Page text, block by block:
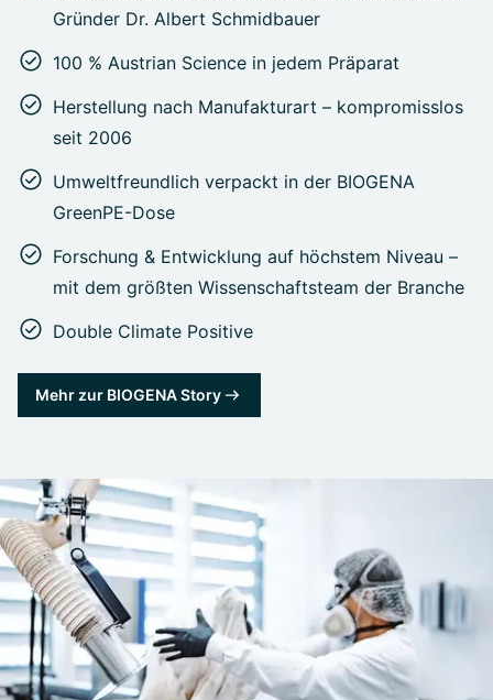
Gründer Dr. Albert Schmidbauer
100 % Austrian Science in jedem Präparat
Herstellung nach Manufakturart – kompromisslos
seit 2006
Umweltfreundlich verpackt in der BIOGENA
GreenPE-Dose
Forschung & Entwicklung auf höchstem Niveau –
mit dem größten Wissenschaftsteam der Branche
Double Climate Positive
Mehr zur BIOGENA Story